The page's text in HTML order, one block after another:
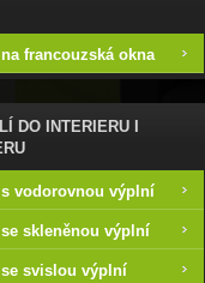
francouzská okna
DO INTERIERU I
vodorovnou výplní
skleněnou výplní
svislou výplní